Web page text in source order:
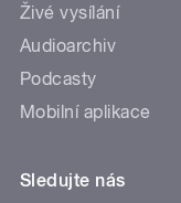
Živé vysílání
Audioarchiv
Podcasty
Mobilní aplikace
Sledujte nás